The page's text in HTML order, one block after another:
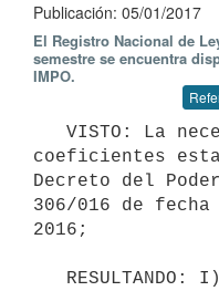
Publicación: 05/01/2017
El Registro Nacional de
semestre se encuentra
IMPO.
coeficientes
Decreto del
306/016 de
2016;